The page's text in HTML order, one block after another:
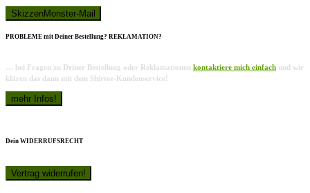
PROBLEME mit Deiner Bestellung? REKLAMATION?
… bei Fragen zu Deiner Bestellung oder Reklamationen kontaktiere mich einfach und wir
klären das dann mit dem Shirtee-Kundenservice!
Dein WIDERRUFSRECHT